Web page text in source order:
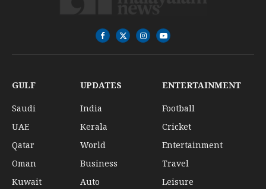
Facebook
X
(Twitter)
InstagramYouTube
GULF
Saudi
UAE
Qatar
Oman
Kuwait
UPDATES
India
Kerala
World
Business
Auto
ENTERTAINMENT
Football
Cricket
Entertainment
Travel
Leisure